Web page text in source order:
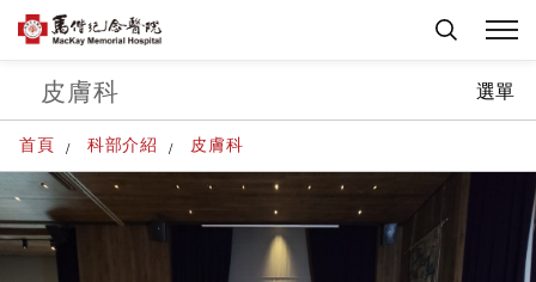
首頁 科部介紹 皮膚科
皮膚科 選單